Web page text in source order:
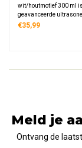
wit/houtmotief 300 ml
geavanceerde ultrasone
aromaverstuiver met
€35,99
Meld je
Ontvang de